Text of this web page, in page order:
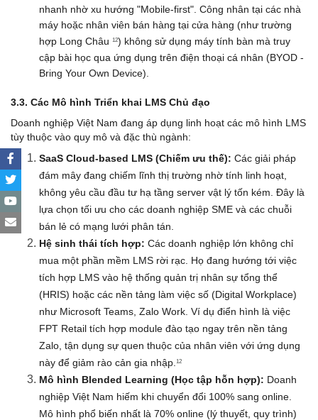
nhanh nhờ xu hướng "Mobile-first". Công nhân tại các nhà
máy hoặc nhân viên bán hàng tại cửa hàng (như trường
hợp Long Châu 12) không sử dụng máy tính bàn mà truy
cập bài học qua ứng dụng trên điện thoại cá nhân (BYOD -
Bring Your Own Device).
3.3. Các Mô hình Triển khai LMS Chủ đạo
Doanh nghiệp Việt Nam đang áp dụng linh hoạt các mô hình LMS
tùy thuộc vào quy mô và đặc thù ngành:
SaaS Cloud-based LMS (Chiếm ưu thế): Các giải pháp
đám mây đang chiếm lĩnh thị trường nhờ tính linh hoạt,
không yêu cầu đầu tư hạ tầng server vật lý tốn kém. Đây là
lựa chọn tối ưu cho các doanh nghiệp SME và các chuỗi
bán lẻ có mạng lưới phân tán.
Hệ sinh thái tích hợp: Các doanh nghiệp lớn không chỉ
mua một phần mềm LMS rời rạc. Họ đang hướng tới việc
tích hợp LMS vào hệ thống quản trị nhân sự tổng thể
(HRIS) hoặc các nền tảng làm việc số (Digital Workplace)
như Microsoft Teams, Zalo Work. Ví dụ điển hình là việc
FPT Retail tích hợp module đào tạo ngay trên nền tảng
Zalo, tận dụng sự quen thuộc của nhân viên với ứng dụng
này để giảm rào cản gia nhập. 12
Mô hình Blended Learning (Học tập hỗn hợp): Doanh
nghiệp Việt Nam hiếm khi chuyển đổi 100% sang online.
Mô hình phổ biến nhất là 70% online (lý thuyết, quy trình)